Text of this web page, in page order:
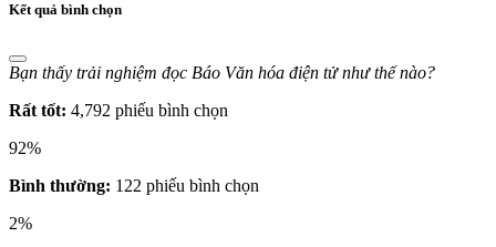
Kết quả bình chọn
Bạn thấy trải nghiệm đọc Báo Văn hóa điện tử như thế nào?
Rất tốt: 4,792 phiếu bình chọn
92%
Bình thường: 122 phiếu bình chọn
2%